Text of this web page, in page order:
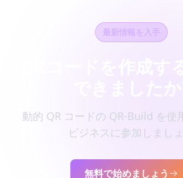
最新情報を入手
動的 QR コードの QR-Build を使
ビジネスに参加しまし
無料で始めましょう